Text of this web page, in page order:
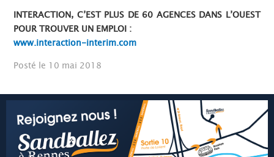
INTERACTION, C’EST PLUS DE 60 AGENCES DANS L’OUEST
POUR TROUVER UN EMPLOI :
www.interaction-interim.com
Posté le 10 mai 2018